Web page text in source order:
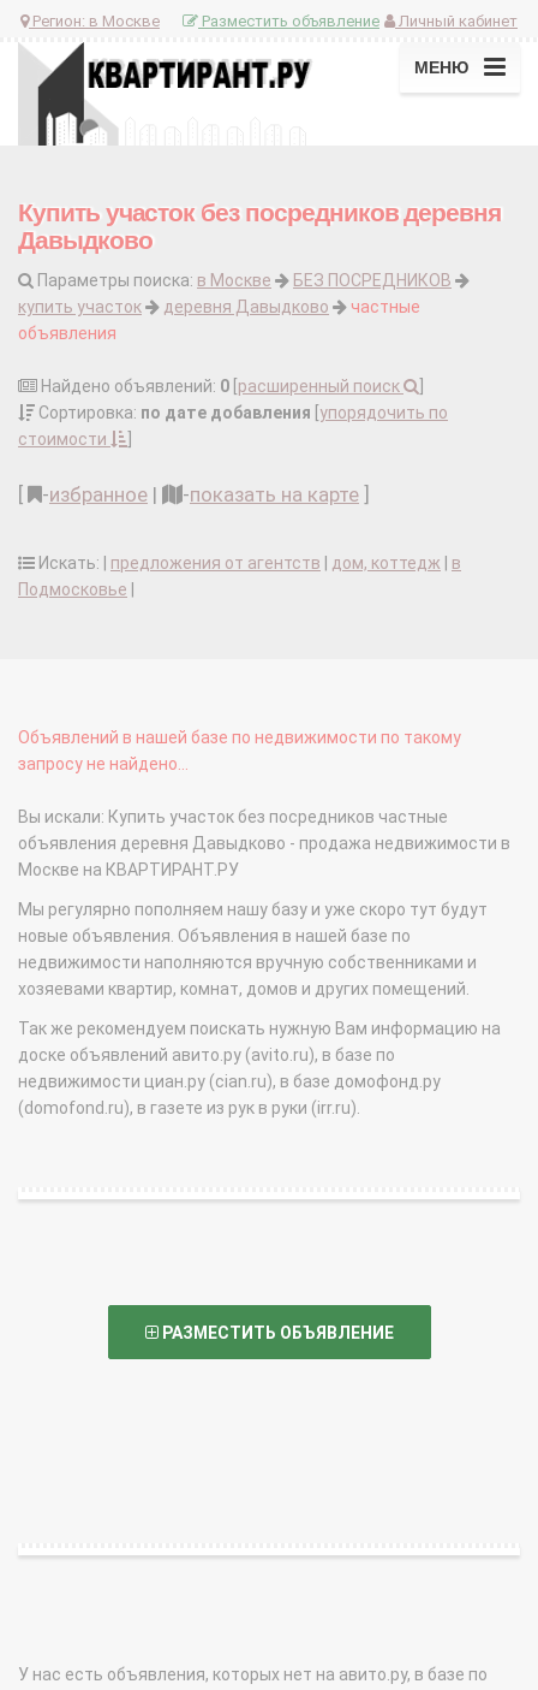
Регион: в Москве Личный кабинет
Разместить объявление
МЕНЮ
Купить участок без посредников деревня
Давыдково
Параметры поиска: в Москве
БЕЗ ПОСРЕДНИКОВ
купить участок
деревня Давыдково
частные
объявления
Найдено объявлений: 0 расширенный поиск
Сортировка: по дате добавления упорядочить по
стоимости
-избранное | -показать на карте
Искать: | предложения от агентств дом, коттедж
в
Подмосковье
Объявлений в нашей базе по недвижимости по такому
запросу не найдено...
Вы искали: Купить участок без посредников частные
объявления деревня Давыдково - продажа недвижимости в
Москве на КВАРТИРАНТ.РУ
Мы регулярно пополняем нашу базу и уже скоро тут будут
новые объявления. Объявления в нашей базе по
недвижимости наполняются вручную собственниками и
хозяевами квартир, комнат, домов и других помещений.
Так же рекомендуем поискать нужную Вам информацию на
доске объявлений авито.ру (avito.ru), в базе по
недвижимости циан.ру (cian.ru), в базе домофонд.ру
(domofond.ru), в газете из рук в руки (irr.ru).
РАЗМЕСТИТЬ ОБЪЯВЛЕНИЕ
У нас есть объявления, которых нет на авито.ру, в базе по